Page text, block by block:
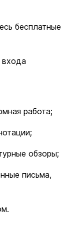
бесплатные
входа
работа;
обзоры;
письма,